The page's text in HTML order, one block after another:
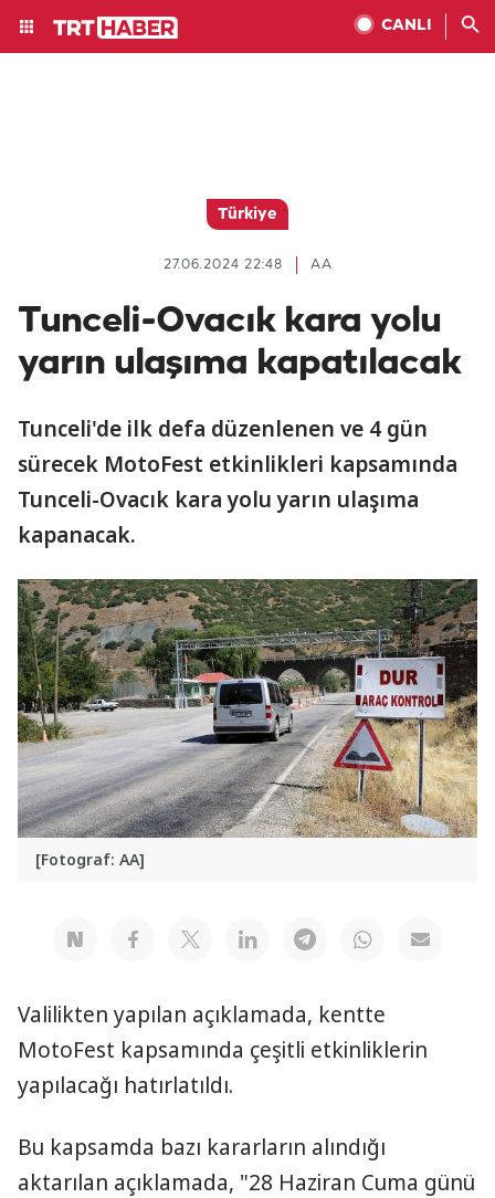
CANLI
Türkiye
AA
27.06.2024 22:48
Tunceli-Ovacık kara yolu
yarın ulaşıma kapatılacak
Tunceli'de ilk defa düzenlenen ve 4 gün
sürecek MotoFest etkinlikleri kapsamında
Tunceli-Ovacık kara yolu yarın ulaşıma
kapanacak.
[Fotograf: AA]
Valilikten yapılan açıklamada, kentte
MotoFest kapsamında çeşitli etkinliklerin
yapılacağı hatırlatıldı.
Bu kapsamda bazı kararların alındığı
aktarılan açıklamada, "28 Haziran Cuma günü